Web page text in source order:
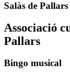
Salàs de Pallars
Associació
Pallars
Bingo musical